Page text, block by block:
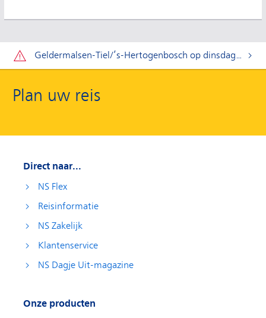
Let op: Geldermalsen-Tiel/’s-Hertogenbosch op dinsdag 11 t/m donderdag 20 augustus.
Plan uw reis
Direct naar...
NS Flex
Reisinformatie
NS Zakelijk
Klantenservice
NS Dagje Uit-magazine
Onze producten